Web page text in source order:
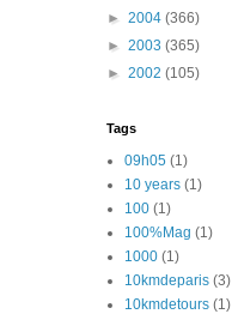
► 2004 (366)
► 2003 (365)
► 2002 (105)
Tags
09h05 (1)
10 years (1)
100 (1)
100%Mag (1)
1000 (1)
10kmdeparis (3)
10kmdetours (1)